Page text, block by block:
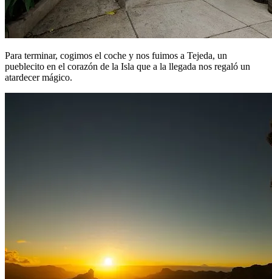
Para terminar, cogimos el coche y nos fuimos a Tejeda, un
pueblecito en el corazón de la Isla que a la llegada nos regaló un
atardecer mágico.